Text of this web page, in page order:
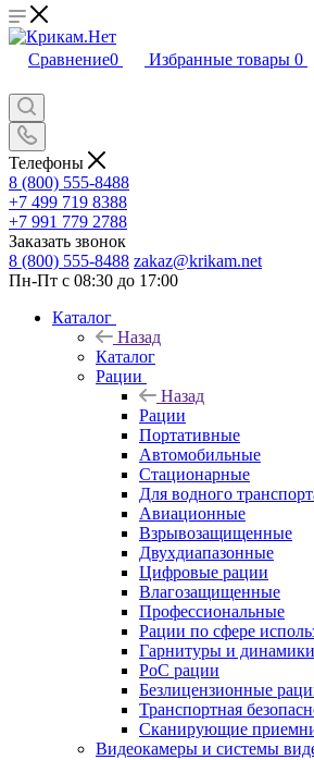
Сравнение0 Избранные товары 0
Телефоны
8 (800) 555-8488
+7 499 719 8388
+7 991 779 2788
Заказать звонок
8 (800) 555-8488 zakaz@krikam.net
Пн-Пт с 08:30 до 17:00
Каталог
Назад
Каталог
Рации
Назад
Рации
Портативные
Автомобильные
Стационарные
Для водного
Авиационные
Взрывозащищенные
Двухдиапазонные
Цифровые рации
Влагозащищенные
Профессиональные
Рации по сфере
Гарнитуры и динамики
PoC рации
Безлицензионные
Транспортная
Сканирующие
Видеокамеры и системы